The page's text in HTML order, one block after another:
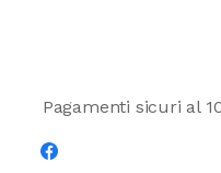
Pagamenti sicuri al